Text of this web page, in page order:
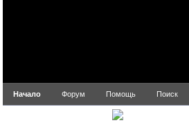
Начало Форум Помощь Поиск